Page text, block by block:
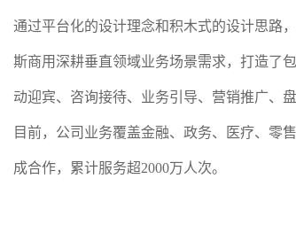
通过平台化的设计理念和积木式的设计思路
斯商用深耕垂直领域业务场景需求，打造了
动迎宾、咨询接待、业务引导、营销推广、
目前，公司业务覆盖金融、政务、医疗、零
成合作，累计服务超2000万人次。